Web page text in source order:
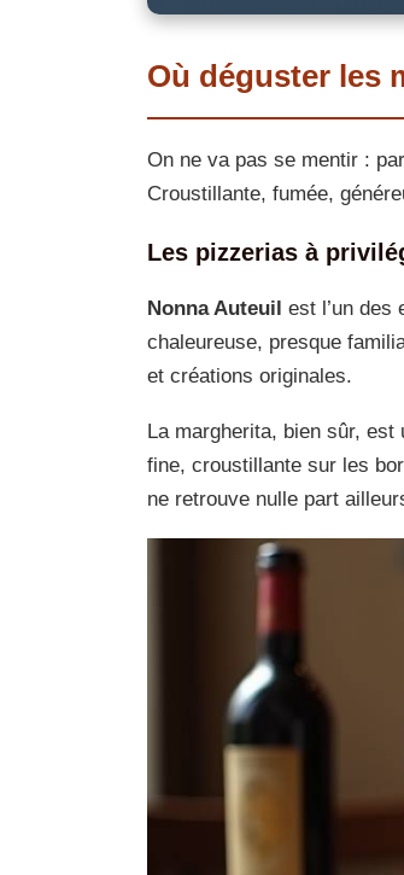
Où déguster les
On ne va pas se mentir :
Croustillante, fumée,
Les pizzerias à
Nonna Auteuil est l’un des
chaleureuse, presque
et créations originales.
La margherita, bien sûr,
fine, croustillante sur les
ne retrouve nulle part